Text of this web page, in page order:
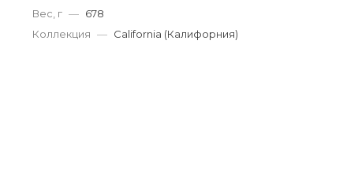
Вес, г — 678
Коллекция — California (Калифорния)